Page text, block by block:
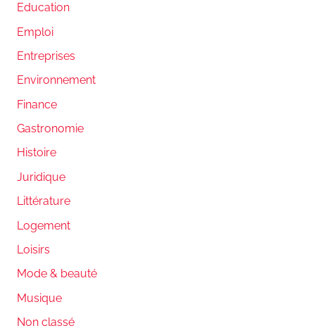
Education
Emploi
Entreprises
Environnement
Finance
Gastronomie
Histoire
Juridique
Littérature
Logement
Loisirs
Mode & beauté
Musique
Non classé